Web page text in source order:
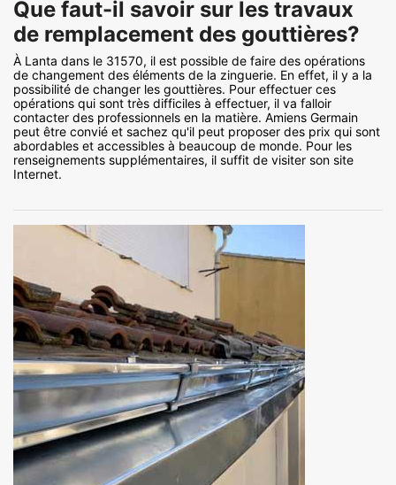
Que faut-il savoir sur les travaux
de remplacement des gouttières?
À Lanta dans le 31570, il est possible de faire des opérations
de changement des éléments de la zinguerie. En effet, il y a la
possibilité de changer les gouttières. Pour effectuer ces
opérations qui sont très difficiles à effectuer, il va falloir
contacter des professionnels en la matière. Amiens Germain
peut être convié et sachez qu'il peut proposer des prix qui sont
abordables et accessibles à beaucoup de monde. Pour les
renseignements supplémentaires, il suffit de visiter son site
Internet.